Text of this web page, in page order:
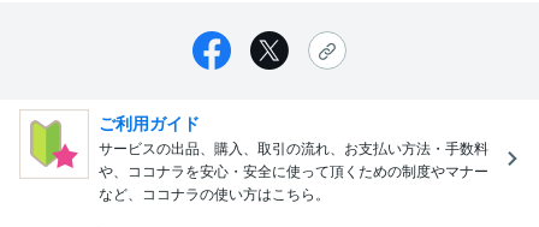
ご利用ガイド
サービスの出品、購入、取引の流れ、お支払い方法・手数料
や、ココナラを安心・安全に使って頂くための制度やマナー
など、ココナラの使い方はこちら。